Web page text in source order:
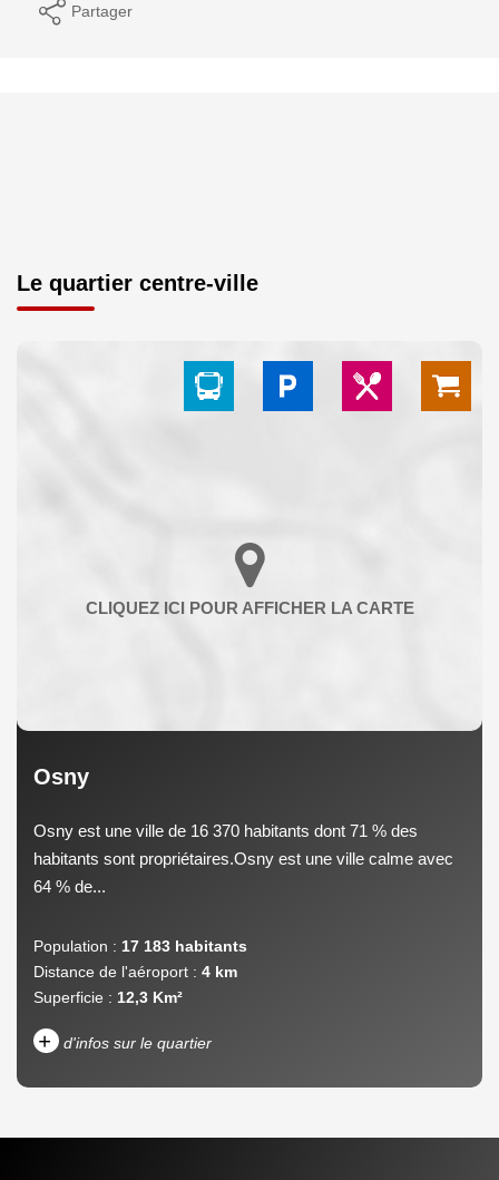
Partager
Le quartier centre-ville
Osny
Osny est une ville de 16 370 habitants dont 71 % des
habitants sont propriétaires.Osny est une ville calme avec
64 % de...
Population : 17 183 habitants
Distance de l'aéroport : 4 km
Superficie : 12,3 Km²
+ d'infos sur le quartier